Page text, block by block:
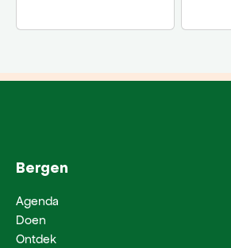
Bergen
Agenda
Doen
Ontdek